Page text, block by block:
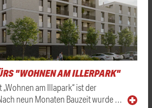
"WOHNEN AM ILLERPARK"
am Illapark“ ist der
neun Monaten Bauzeit wurde …